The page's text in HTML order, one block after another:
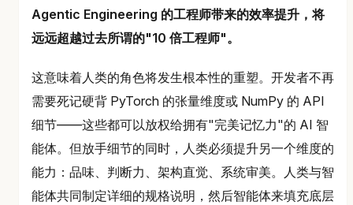
Agentic Engineering 的工程师带来的效率提升，将
远远超越过去所谓的"10 倍工程师"。
这意味着人类的角色将发生根本性的重塑。开发者不再
需要死记硬背 PyTorch 的张量维度或 NumPy 的 API
细节——这些都可以放权给拥有"完美记忆力"的 AI 智
能体。但放手细节的同时，人类必须提升另一个维度的
能力：品味、判断力、架构直觉、系统审美。人类与智
能体共同制定详细的规格说明，然后智能体来填充底层